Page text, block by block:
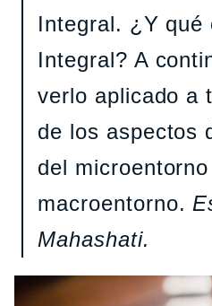
Integral. ¿Y qué
Integral? A
verlo aplicado a
de los aspectos
del
macroentorno.
Mahashati.